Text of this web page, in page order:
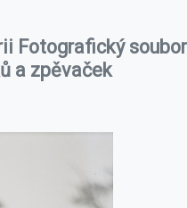
Fotografický soubor
a zpěvaček